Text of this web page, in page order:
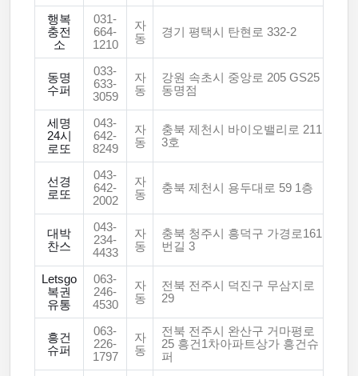
행복
충전
소
031-
664-
1210
자
동
경기 평택시 탄현로 332-2
동명
수퍼
033-
633-
3059
자
동
강원 속초시 중앙로 205 GS25
동명점
세명
24시
로또
043-
642-
8249
자
동
충북 제천시 바이오밸리로 211
3호
선경
로또
043-
642-
2002
자
동
충북 제천시 용두대로 59 1층
대박
찬스
043-
234-
4433
자
동
충북 청주시 흥덕구 가경로161
번길 3
Letsgo
복권
유통
063-
246-
4530
자
동
전북 전주시 덕진구 무삼지로
29
흥건
슈퍼
063-
226-
1797
자
동
전북 전주시 완산구 거마평로
25 흥건1차아파트상가 흥건슈
퍼